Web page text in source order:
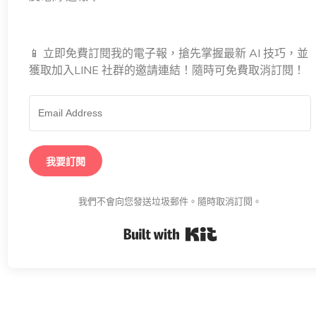
📱 立即免費訂閱我的電子報，搶先掌握最新 AI 技巧，並
獲取加入LINE 社群的邀請連結！隨時可免費取消訂閱！
我要訂閱
我們不會向您發送垃圾郵件。隨時取消訂閱。
Built with